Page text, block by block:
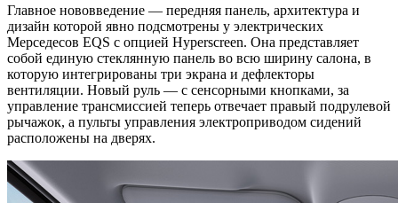
Главное нововведение — передняя панель, архитектура и
дизайн которой явно подсмотрены у электрических
Мерседесов EQS с опцией Hyperscreen. Она представляет
собой единую стеклянную панель во всю ширину салона, в
которую интегрированы три экрана и дефлекторы
вентиляции. Новый руль — с сенсорными кнопками, за
управление трансмиссией теперь отвечает правый подрулевой
рычажок, а пульты управления электроприводом сидений
расположены на дверях.